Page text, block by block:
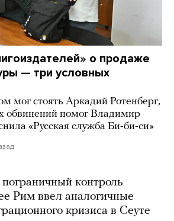
о продаже
— три условных
мог стоять Аркадий Ротенберг,
обвинений помог Владимир
«Русская служба Би-би-си»
контроль
Рим ввел аналогичные
кризиса в Сеуте